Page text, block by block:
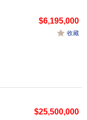
$6,195,000
收藏
$25,500,000